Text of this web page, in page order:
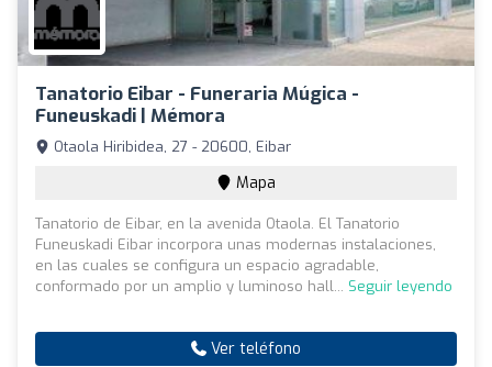
Tanatorio Eibar - Funeraria Múgica -
Funeuskadi | Mémora
Otaola Hiribidea, 27 - 20600, Eibar
Mapa
Tanatorio de Eibar, en la avenida Otaola. El Tanatorio
Funeuskadi Eibar incorpora unas modernas instalaciones,
en las cuales se configura un espacio agradable,
conformado por un amplio y luminoso hall... Seguir leyendo
Ver teléfono